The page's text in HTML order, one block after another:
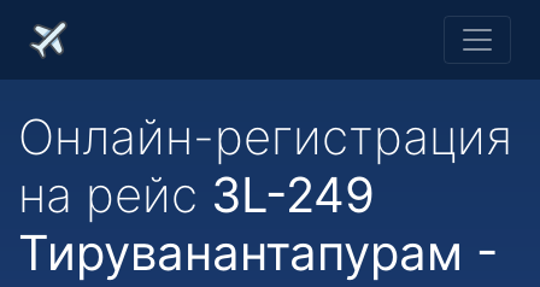
Онлайн-регистрация
на рейс 3L-249
Тируванантапурам -